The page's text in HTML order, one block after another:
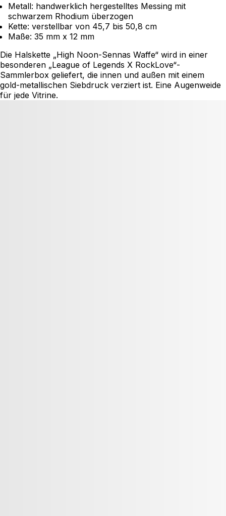
Metall: handwerklich hergestelltes Messing mit
schwarzem Rhodium überzogen
Kette: verstellbar von 45,7 bis 50,8 cm
Maße: 35 mm x 12 mm
Die Halskette „High Noon-Sennas Waffe“ wird in einer
besonderen „League of Legends X RockLove“-
Sammlerbox geliefert, die innen und außen mit einem
gold-metallischen Siebdruck verziert ist. Eine Augenweide
für jede Vitrine.